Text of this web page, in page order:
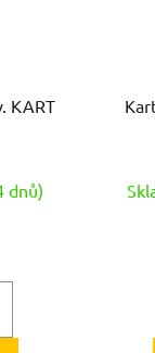
KART
dnů)